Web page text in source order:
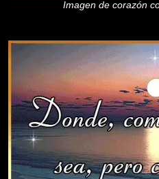
Imagen de corazón